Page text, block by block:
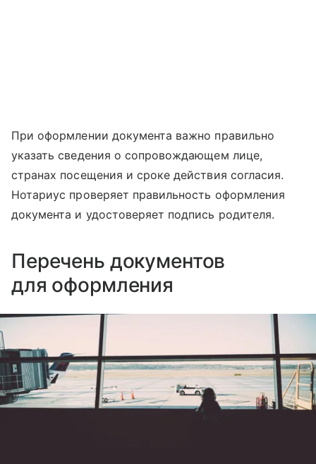
При оформлении документа важно правильно
указать сведения о сопровождающем лице,
странах посещения и сроке действия согласия.
Нотариус проверяет правильность оформления
документа и удостоверяет подпись родителя.
Перечень документов
для оформления